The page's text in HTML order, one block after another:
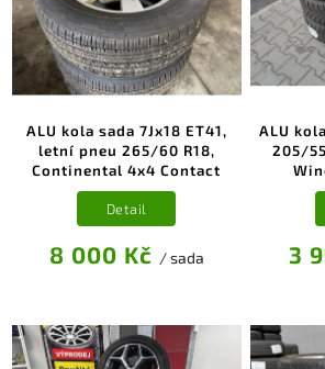
ALU kola sada 7Jx18 ET41,
letní pneu 265/60 R18,
Continental 4x4 Contact
8 000 Kč / sada
Detail
ALU
205/
3